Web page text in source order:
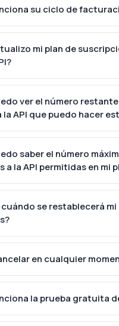
su ciclo de
mi plan de
ver el número
la API que puedo hacer
saber el número
a la API permitidas en mi
se restablecerá
en cualquier
la prueba gratuita